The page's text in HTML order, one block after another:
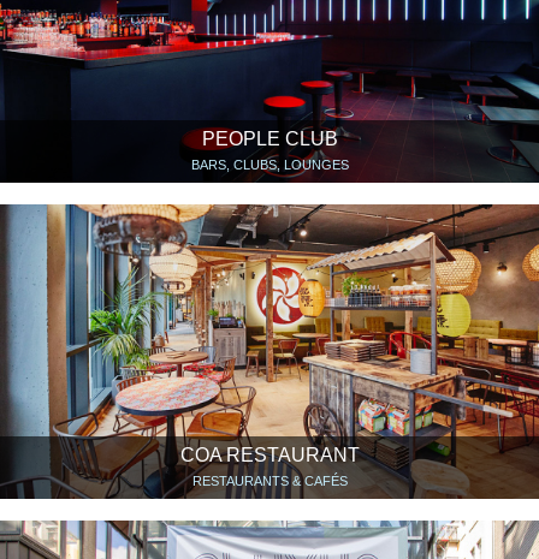
PEOPLE CLUB
BARS, CLUBS, LOUNGES
COA RESTAURANT
RESTAURANTS & CAFÉS